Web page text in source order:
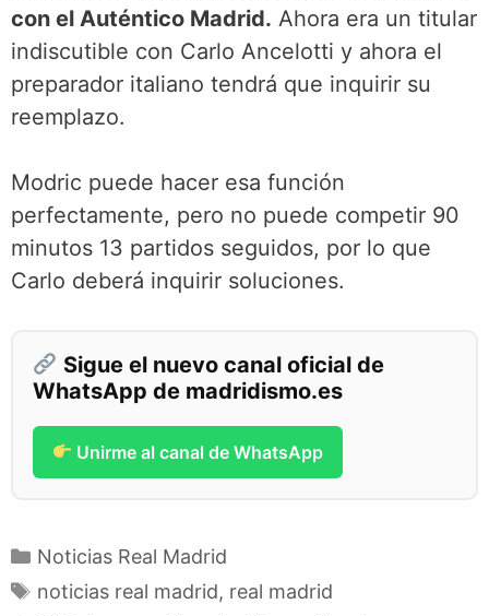
con el Auténtico Madrid. Ahora era un titular
indiscutible con Carlo Ancelotti y ahora el
preparador italiano tendrá que inquirir su
reemplazo.
Modric puede hacer esa función
perfectamente, pero no puede competir 90
minutos 13 partidos seguidos, por lo que
Carlo deberá inquirir soluciones.
Sigue el nuevo canal oficial de
WhatsApp de madridismo.es
Unirme al canal de WhatsApp
Categorías
Noticias Real Madrid
Etiquetas
noticias real madrid, real madrid